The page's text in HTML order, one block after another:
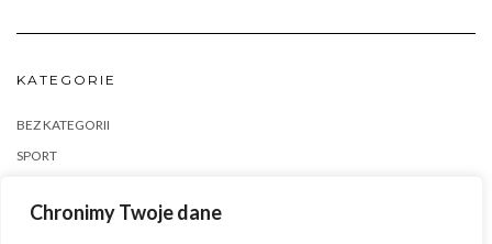
Chronimy Twoje dane
KATEGORIE
BEZ KATEGORII
SPORT